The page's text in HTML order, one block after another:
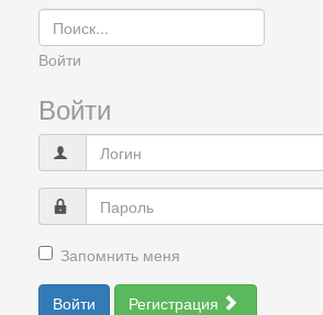
Войти
Войти
Запомнить меня
Войти Регистрация